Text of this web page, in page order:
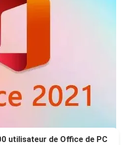
utilisateur de Office de PC